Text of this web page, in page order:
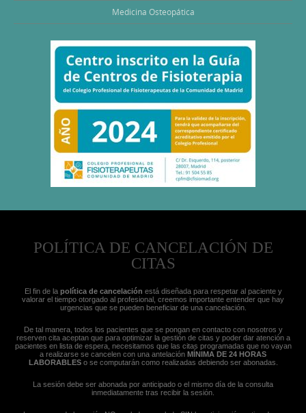
Medicina Osteopática
POLÍTICA DE CANCELACIÓN DE
CITAS
El fin de la política de cancelación está diseñada para respetar al paciente y
valorar el tiempo otorgado al profesional, creemos importante entender que hay
urgencias que se pueden beneficiar de una cancelación.
De tal manera, todos los pacientes que se pongan en contacto con nosotros y
reserven cita aceptan que para optimizar la gestión de citas y poder dar atención a
pacientes en lista de espera, necesitamos que las citas programadas que no vayan
a realizarse se cancelen con una antelación MÍNIMA DE 24 HORAS
LABORABLESo se computarán como realizadas debiendo ser abonadas.
La sesión debe ser abonada por anticipado o el mismo día de la consulta
inmediatamente tras recibir la sesión.